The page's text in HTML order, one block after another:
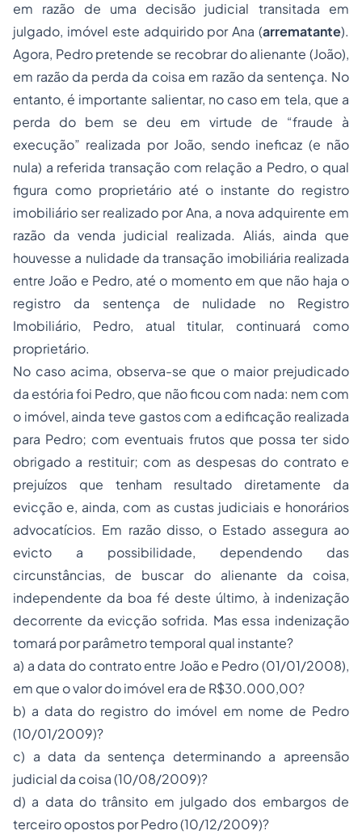
em razão de uma decisão judicial transitada em
julgado, imóvel este adquirido por Ana (arrematante).
Agora, Pedro pretende se recobrar do alienante (João),
em razão da perda da coisa em razão da sentença. No
entanto, é importante salientar, no caso em tela, que a
perda do bem se deu em virtude de “fraude à
execução” realizada por João, sendo ineficaz (e não
nula) a referida transação com relação a Pedro, o qual
figura como proprietário até o instante do registro
imobiliário ser realizado por Ana, a nova adquirente em
razão da venda judicial realizada. Aliás, ainda que
houvesse a nulidade da transação imobiliária realizada
entre João e Pedro, até o momento em que não haja o
registro da sentença de nulidade no Registro
Imobiliário, Pedro, atual titular, continuará como
proprietário.
No caso acima, observa-se que o maior prejudicado
da estória foi Pedro, que não ficou com nada: nem com
o imóvel, ainda teve gastos com a edificação realizada
para Pedro; com eventuais frutos que possa ter sido
obrigado a restituir; com as despesas do contrato e
prejuízos que tenham resultado diretamente da
evicção e, ainda, com as custas judiciais e honorários
advocatícios. Em razão disso, o Estado assegura ao
evicto a possibilidade, dependendo das
circunstâncias, de buscar do alienante da coisa,
independente da boa fé deste último, à indenização
decorrente da evicção sofrida. Mas essa indenização
tomará por parâmetro temporal qual instante?
a) a data do contrato entre João e Pedro (01/01/2008),
em que o valor do imóvel era de R$30.000,00?
b) a data do registro do imóvel em nome de Pedro
(10/01/2009)?
c) a data da sentença determinando a apreensão
judicial da coisa (10/08/2009)?
d) a data do trânsito em julgado dos embargos de
terceiro opostos por Pedro (10/12/2009)?